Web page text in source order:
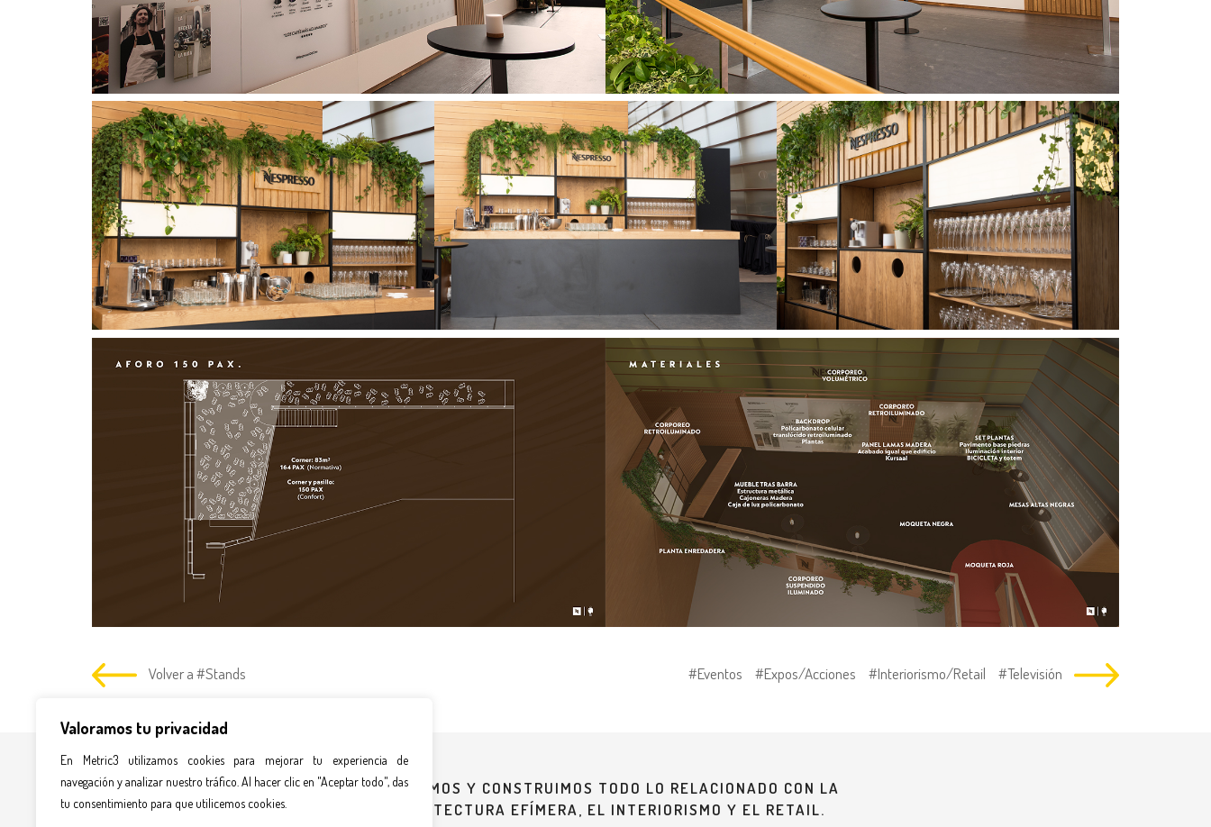
Valoramos tu privacidad
En Metric3 utilizamos cookies para mejorar tu experiencia de
navegación y analizar nuestro tráfico. Al hacer clic en "Aceptar todo", das
tu consentimiento para que utilicemos cookies.
Volver a #Stands #Eventos #Expos/Acciones #Interiorismo/Retail #Televisión
DISEÑAMOS Y CONSTRUIMOS TODO LO RELACIONADO CON LA
ARQUITECTURA EFÍMERA, EL INTERIORISMO Y EL RETAIL.